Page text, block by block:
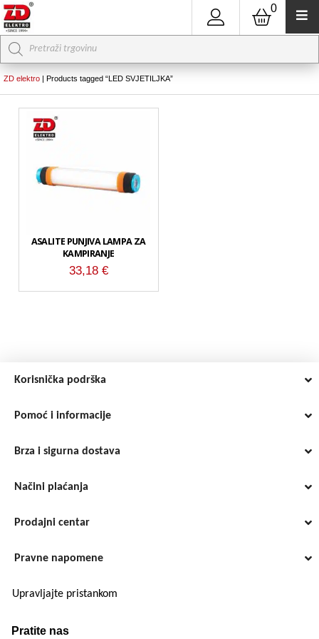
0
Products
search
ZD elektro | Products tagged “LED SVJETILJKA”
ASALITE PUNJIVA LAMPA ZA
KAMPIRANJE
33,18 €
Korisnička podrška
Pomoć i informacije
Brza i sigurna dostava
Načini plaćanja
Prodajni centar
Pravne napomene
Upravljajte pristankom
Pratite nas